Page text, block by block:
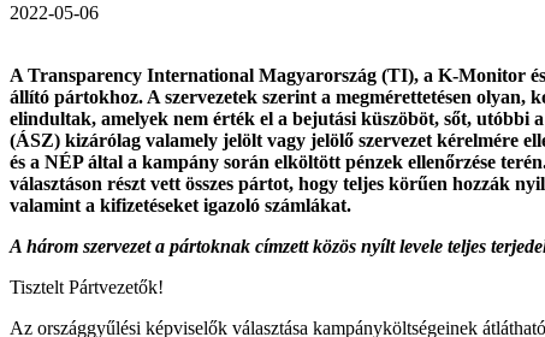
2022-05-06
A Transparency International Magyarország (TI), a K-Monitor
állító pártokhoz. A szervezetek szerint a megmérettetésen
elindultak, amelyek nem érték el a bejutási küszöböt, sőt, utóbbi
(ÁSZ) kizárólag valamely jelölt vagy jelölő szervezet kérelmére
és a NÉP által a kampány során elköltött pénzek ellenőrzése
választáson részt vett összes pártot, hogy teljes körűen hozzák
valamint a kifizetéseket igazoló számlákat.
A három szervezet a pártoknak címzett közös nyílt levele teljes
Tisztelt Pártvezetők!
Az országgyűlési képviselők választása kampányköltségeinek